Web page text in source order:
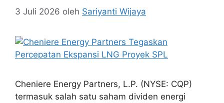
3 Juli 2026 oleh Sariyanti Wijaya
Cheniere Energy Partners, L.P. (NYSE: CQP)
termasuk salah satu saham dividen energi